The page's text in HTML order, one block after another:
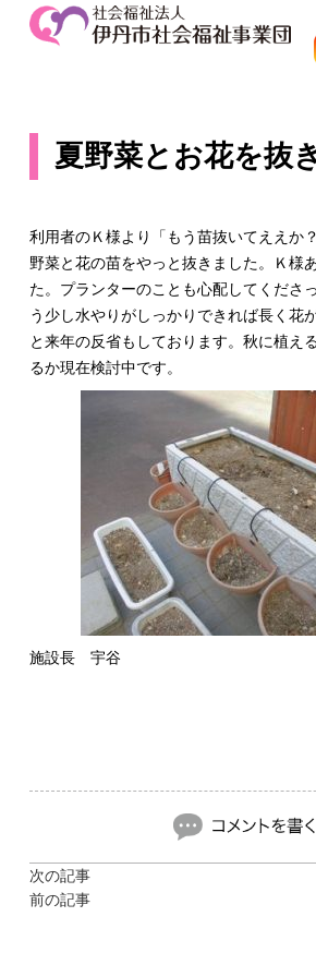
夏野菜とお花を抜
利用者のＫ様より「もう苗抜いてええか
野菜と花の苗をやっと抜きました。Ｋ様
た。プランターのことも心配してくださ
う少し水やりがしっかりできれば長く花
と来年の反省もしております。秋に植え
るか現在検討中です。
施設長 宇谷
次の記事
前の記事